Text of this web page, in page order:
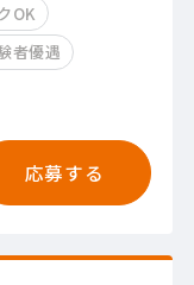
OK
者優遇
応募する